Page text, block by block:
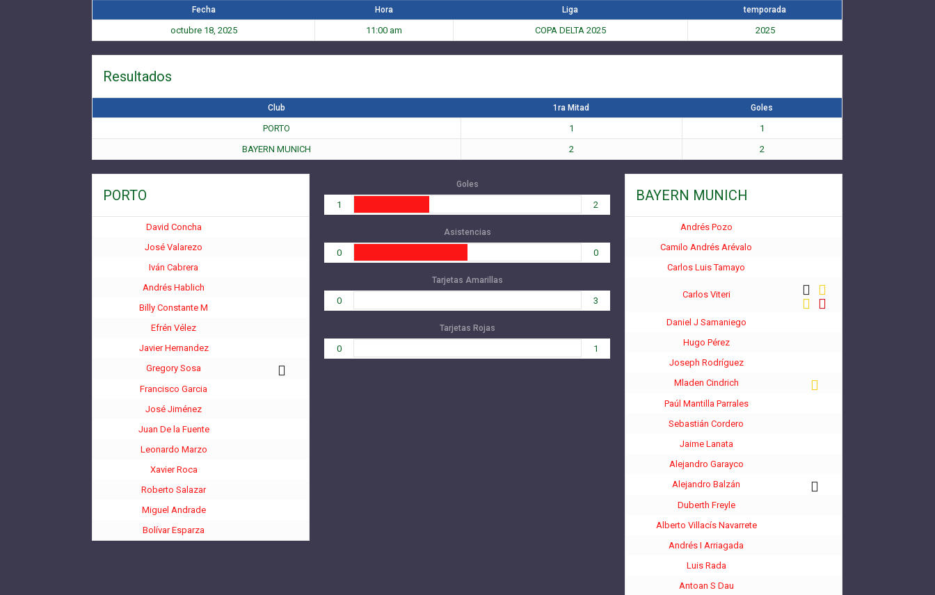
Fecha Hora Liga temporada
octubre 18, 2025 11:00 am COPA DELTA 2025 2025
Resultados
Club 1ra Mitad Goles
PORTO 1
1
BAYERN MUNICH
2 2
PORTO
David Concha
José Valarezo
Iván Cabrera
Andrés Hablich
Billy Constante M
Efrén Vélez
Javier Hernandez
Gregory Sosa
Francisco Garcia
José Jiménez
Juan De la Fuente
Leonardo Marzo
Xavier Roca
Roberto Salazar
Miguel Andrade
Bolívar Esparza
BAYERN MUNICH
Andrés Pozo
Camilo Andrés Arévalo
Carlos Luis Tamayo
Carlos Viteri
Daniel J Samaniego
Hugo Pérez
Joseph Rodríguez
Mladen Cindrich
Paúl Mantilla Parrales
Sebastián Cordero
Jaime Lanata
Alejandro Garayco
Alejandro Balzán
Duberth Freyle
Alberto Villacís Navarrete
Andrés I Arriagada
Luis Rada
Antoan S Dau
Goles
1 2
Asistencias
0 0
Tarjetas Amarillas
0 3
Tarjetas Rojas
0 1